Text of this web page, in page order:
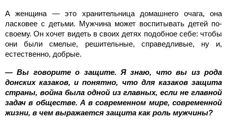
А женщина — это хранительница домашнего очага, она
ласковее с детьми. Мужчина может воспитывать детей по-
своему. Он хочет видеть в своих детях подобное себе: чтобы
они были смелые, решительные, справедливые, ну и,
естественно, добрые.
— Вы говорите о защите. Я знаю, что вы из рода
донских казаков, и понятно, что для казаков защита
страны, война была одной из главных, если не главной
задач в обществе. А в современном мире, современной
жизни, в чем выражается защита как роль мужчины?